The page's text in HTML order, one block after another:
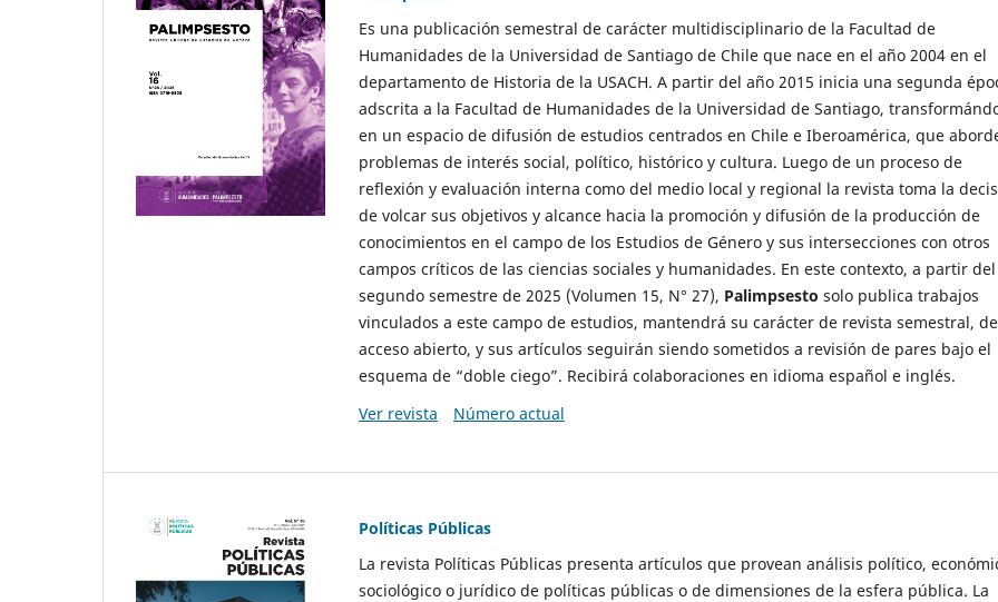
Es una publicación semestral de carácter multidisciplinario de la Facultad de
Humanidades de la Universidad de Santiago de Chile que nace en el año 2004 en el
departamento de Historia de la USACH. A partir del año 2015 inicia una segunda
adscrita a la Facultad de Humanidades de la Universidad de Santiago,
en un espacio de difusión de estudios centrados en Chile e Iberoamérica, que
problemas de interés social, político, histórico y cultura. Luego de un proceso de
reflexión y evaluación interna como del medio local y regional la revista toma la
de volcar sus objetivos y alcance hacia la promoción y difusión de la producción de
conocimientos en el campo de los Estudios de Género y sus intersecciones con otros
campos críticos de las ciencias sociales y humanidades. En este contexto, a partir del
segundo semestre de 2025 (Volumen 15, N° 27), Palimpsesto solo publica trabajos
vinculados a este campo de estudios, mantendrá su carácter de revista semestral, de
acceso abierto, y sus artículos seguirán siendo sometidos a revisión de pares bajo el
esquema de “doble ciego”. Recibirá colaboraciones en idioma español e inglés.
Ver revista
Número actual
Políticas Públicas
La revista Políticas Públicas presenta artículos que provean análisis político,
sociológico o jurídico de políticas públicas o de dimensiones de la esfera pública. La